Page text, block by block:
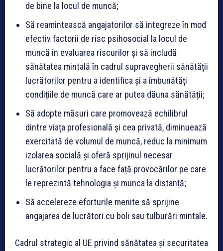
de bine la locul de muncă;
Să reamintească angajatorilor să integreze în mod
efectiv factorii de risc psihosocial la locul de
muncă în evaluarea riscurilor și să includă
sănătatea mintală în cadrul supravegherii sănătății
lucrătorilor pentru a identifica și a îmbunătăți
condițiile de muncă care ar putea dăuna sănătății;
Să adopte măsuri care promovează echilibrul
dintre viața profesională și cea privată, diminuează
exercitată de volumul de muncă, reduc la minimum
izolarea socială și oferă sprijinul necesar
lucrătorilor pentru a face față provocărilor pe care
le reprezintă tehnologia și munca la distanță;
Să accelereze eforturile menite să sprijine
angajarea de lucrători cu boli sau tulburări mintale.
Cadrul strategic al UE privind sănătatea și securitatea